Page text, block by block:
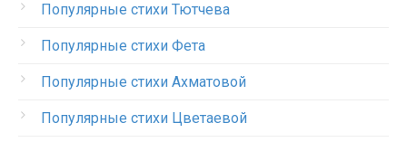
Популярные стихи Тютчева
Популярные стихи Фета
Популярные стихи Ахматовой
Популярные стихи Цветаевой